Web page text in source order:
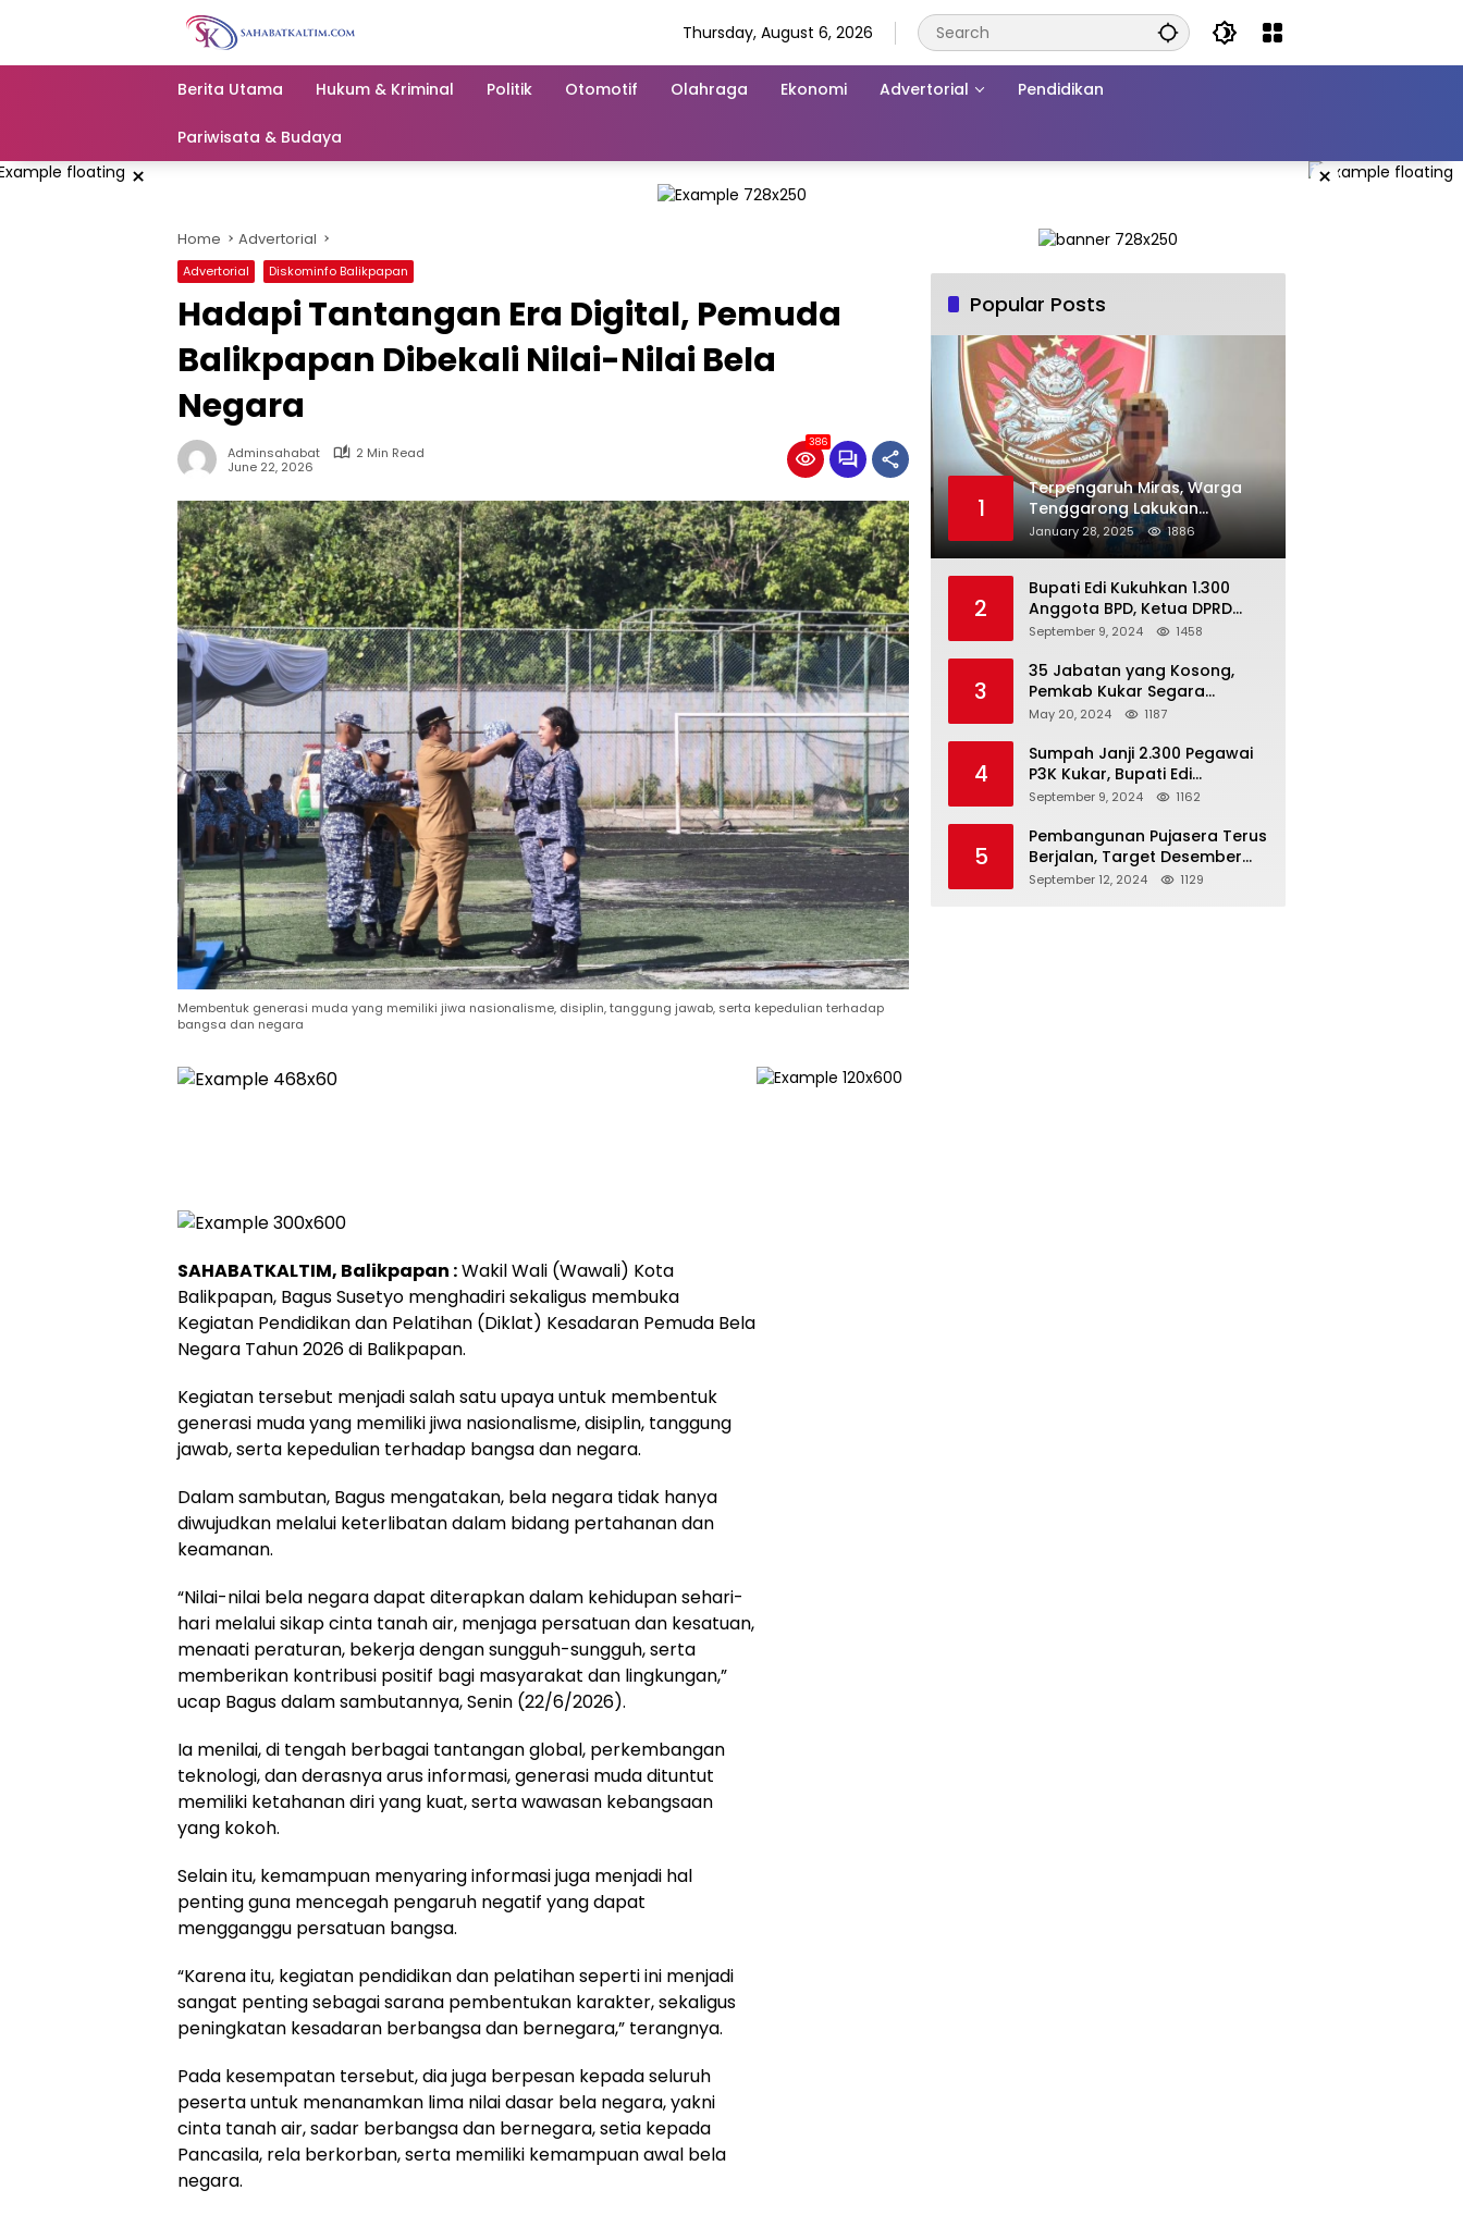
Thursday, August 6, 2026
Berita Utama Hukum & Kriminal Politik Otomotif Olahraga Ekonomi Advertorial Pendidikan
Pariwisata & Budaya
× ×
Home Advertorial
Advertorial Diskominfo Balikpapan
Hadapi Tantangan Era Digital, Pemuda
Balikpapan Dibekali Nilai-Nilai Bela
Negara
Adminsahabat
2 Min Read
June 22, 2026
386
Membentuk generasi muda yang memiliki jiwa nasionalisme, disiplin, tanggung jawab, serta kepedulian terhadap
bangsa dan negara
SAHABATKALTIM, Balikpapan :Wakil Wali (Wawali) Kota
Balikpapan, Bagus Susetyo menghadiri sekaligus membuka
Kegiatan Pendidikan dan Pelatihan (Diklat) Kesadaran Pemuda Bela
Negara Tahun 2026 di Balikpapan.
Kegiatan tersebut menjadi salah satu upaya untuk membentuk
generasi muda yang memiliki jiwa nasionalisme, disiplin, tanggung
jawab, serta kepedulian terhadap bangsa dan negara.
Dalam sambutan, Bagus mengatakan, bela negara tidak hanya
diwujudkan melalui keterlibatan dalam bidang pertahanan dan
keamanan.
“Nilai-nilai bela negara dapat diterapkan dalam kehidupan sehari-
hari melalui sikap cinta tanah air, menjaga persatuan dan kesatuan,
menaati peraturan, bekerja dengan sungguh-sungguh, serta
memberikan kontribusi positif bagi masyarakat dan lingkungan,”
ucap Bagus dalam sambutannya, Senin (22/6/2026).
Ia menilai, di tengah berbagai tantangan global, perkembangan
teknologi, dan derasnya arus informasi, generasi muda dituntut
memiliki ketahanan diri yang kuat, serta wawasan kebangsaan
yang kokoh.
Selain itu, kemampuan menyaring informasi juga menjadi hal
penting guna mencegah pengaruh negatif yang dapat
mengganggu persatuan bangsa.
“Karena itu, kegiatan pendidikan dan pelatihan seperti ini menjadi
sangat penting sebagai sarana pembentukan karakter, sekaligus
peningkatan kesadaran berbangsa dan bernegara,” terangnya.
Pada kesempatan tersebut, dia juga berpesan kepada seluruh
peserta untuk menanamkan lima nilai dasar bela negara, yakni
cinta tanah air, sadar berbangsa dan bernegara, setia kepada
Pancasila, rela berkorban, serta memiliki kemampuan awal bela
negara.
Popular Posts
1
Terpengaruh Miras, Warga
Tenggarong Lakukan
Penganiayaan Kepada
Teman Sendiri
January 28, 2025 1886
2
Bupati Edi Kukuhkan 1.300
Anggota BPD, Ketua DPRD
Kukar : Lakukan Tupoksi
Pembangunan Secara Merata
September 9, 2024 1458
3
35 Jabatan yang Kosong,
Pemkab Kukar Segara
Mencari Pejabat yang
May 20, 2024 1187
4
Sumpah Janji 2.300 Pegawai
P3K Kukar, Bupati Edi
Damansyah Ingatkan
September 9, 2024 1162
5
Pembangunan Pujasera Terus
Berjalan, Target Desember
2024 Rampung
September 12, 2024 1129